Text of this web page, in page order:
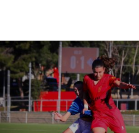
principal
Back
to
top